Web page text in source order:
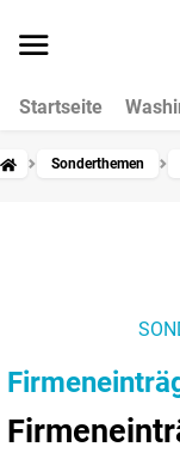
Startseite
Sonderthemen